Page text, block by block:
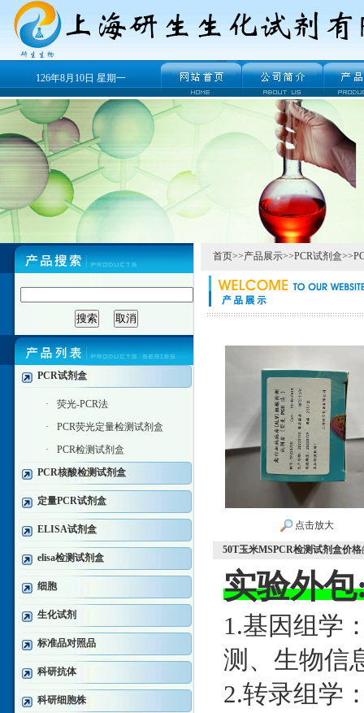
126年8月10日 星期一
PCR试剂盒
·
荧光-PCR法
·
PCR荧光定量检测试剂盒
·
PCR检测试剂盒
PCR核酸检测试剂盒
定量PCR试剂盒
ELISA试剂盒
elisa检测试剂盒
细胞
生化试剂
标准品对照品
科研抗体
科研细胞株
首页>>产品展示>>PCR试剂盒>>
点击放大
50T玉米MSPCR检测试剂盒价格
实验外
1.基因组学
测、生物信
2.转录组学